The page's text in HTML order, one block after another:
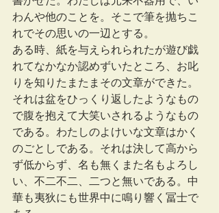
わんや他のことを。そこで筆を抛ちこ
れでその思いの一辺とする。
ある時、紙を与えられられたが遊び戯
れてなかなか認めずいたところ、お叱
りを知りたまたまその文章ができた。
それは盆をひっくり返したようなもの
で腹を抱えて大笑いされるようなもの
である。わたしのよけいな文章はかく
のごとしである。それは決して高から
ず低からず、名も無くまた名もよろし
い、不二不二、二つと無いである。中
華も夷狄にも世界中に鳴り響く冨士で